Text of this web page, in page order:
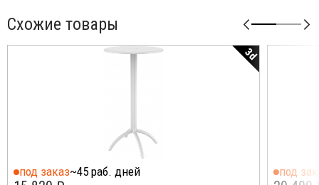
Схожие товары
3d
под заказ~45 раб. дней под